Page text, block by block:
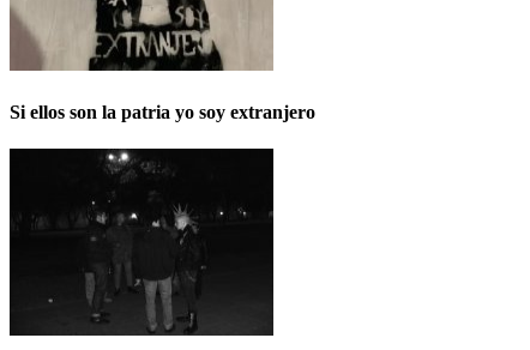
Si ellos son la patria yo soy extranjero